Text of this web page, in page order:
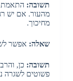
תשובה: התאמת
מהעור. אם יש
מחיכוך.
שאלה: אפשר
תשובה: כן,
פשוטים לשגרה